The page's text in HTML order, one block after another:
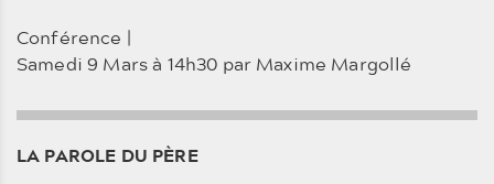
Conférence |
Samedi 9 Mars à 14h30 par Maxime Margollé
LA PAROLE DU PÈRE